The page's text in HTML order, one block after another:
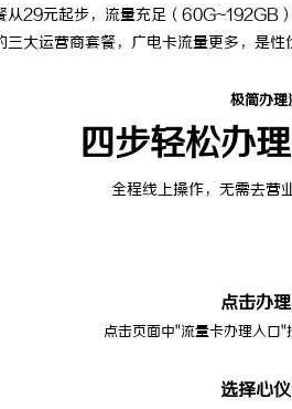
从29元起步，流量充足（60G~192GB
三大运营商套餐，广电卡流量更多，是性
极简办理
四步轻松办
全程线上操作，无需去营
点击办
点击页面中"流量卡办理入口
选择心